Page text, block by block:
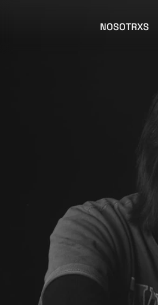
NOSOTRXS